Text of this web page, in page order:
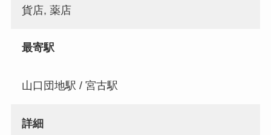
貨店, 薬店
最寄駅
山口団地駅 / 宮古駅
詳細